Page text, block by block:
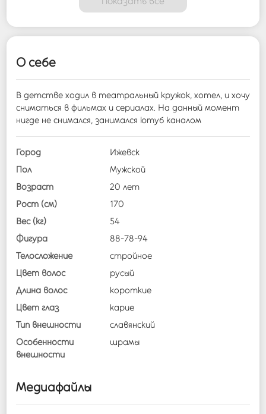
О себе
В детстве ходил в театральный кружок, хотел, и хочу
сниматься в фильмах и сериалах. На данный момент
нигде не снимался, занимался ютуб каналом
Город
Ижевск
Пол
Мужской
Возраст
20 лет
Рост (см)
170
Вес (кг)
54
Фигура
88-78-94
Телосложение
стройное
Цвет волос
русый
Длина волос
короткие
Цвет глаз
карие
Тип внешности
славянский
Особенности
внешности
шрамы
Медиафайлы